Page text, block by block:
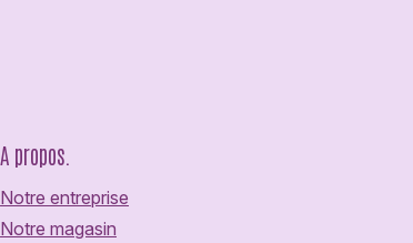
A propos.
Notre entreprise
Notre magasin